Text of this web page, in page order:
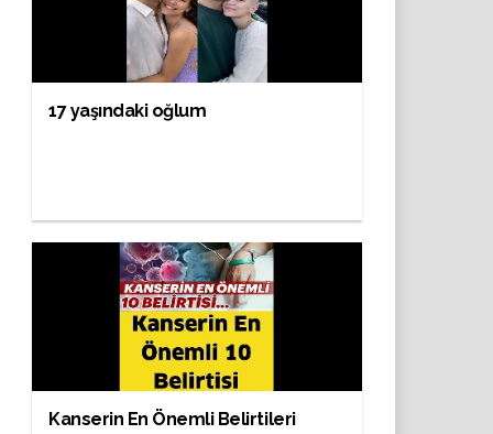
17 yaşındaki oğlum
Kanserin En Önemli Belirtileri